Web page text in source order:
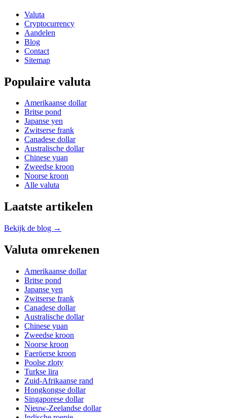
Valuta
Cryptocurrency
Aandelen
Blog
Contact
Sitemap
Populaire valuta
Amerikaanse dollar
Britse pond
Japanse yen
Zwitserse frank
Canadese dollar
Australische dollar
Chinese yuan
Zweedse kroon
Noorse kroon
Alle valuta
Laatste artikelen
Bekijk de blog →
Valuta omrekenen
Amerikaanse dollar
Britse pond
Japanse yen
Zwitserse frank
Canadese dollar
Australische dollar
Chinese yuan
Zweedse kroon
Noorse kroon
Faeröerse kroon
Poolse zloty
Turkse lira
Zuid-Afrikaanse rand
Hongkongse dollar
Singaporese dollar
Nieuw-Zeelandse dollar